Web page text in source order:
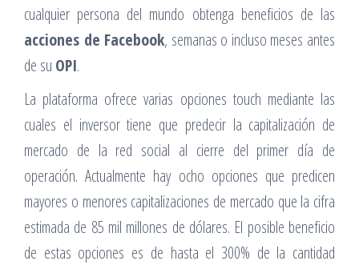
cualquier persona del mundo obtenga beneficios de las
acciones de Facebook, semanas o incluso meses antes
de su OPI.
La plataforma ofrece varias opciones touch mediante las
cuales el inversor tiene que predecir la capitalización de
mercado de la red social al cierre del primer día de
operación. Actualmente hay ocho opciones que predicen
mayores o menores capitalizaciones de mercado que la cifra
estimada de 85 mil millones de dólares. El posible beneficio
de estas opciones es de hasta el 300% de la cantidad